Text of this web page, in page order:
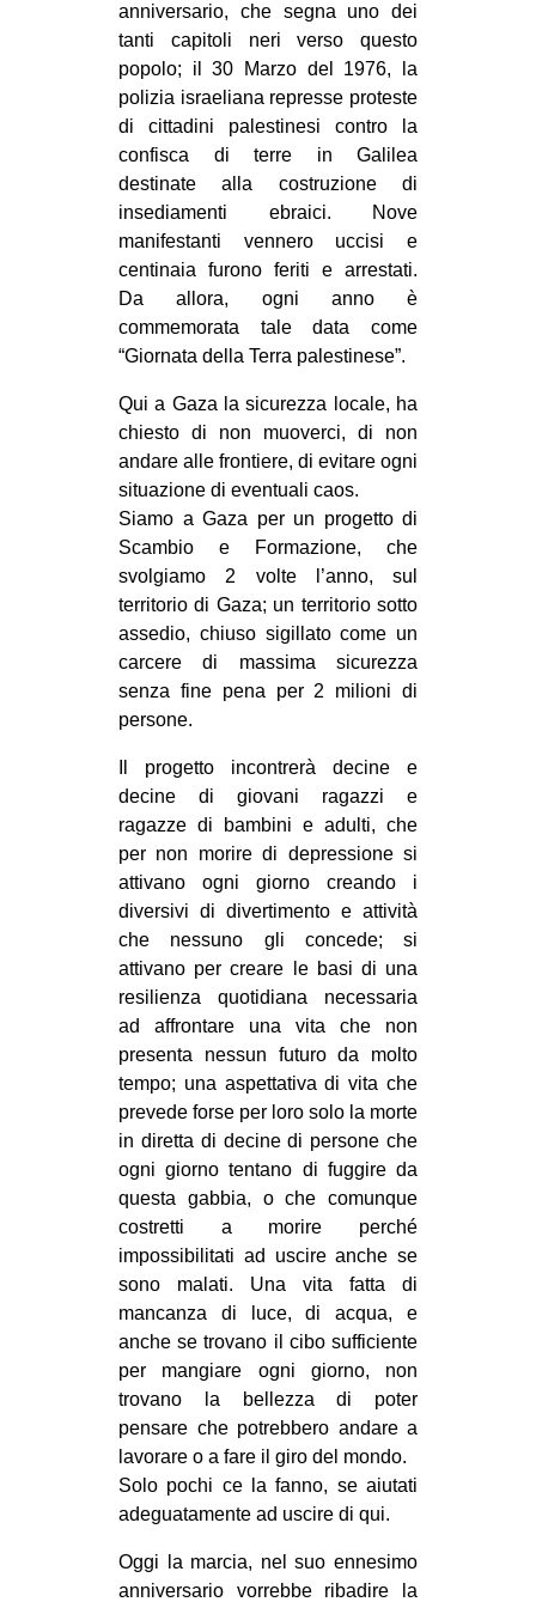
CULTURE
ARTE
CINEMA
MANIFESTI
MUSICA
INTERNAZIONALE
AFRICA
AMERICHE
ESTREMO ORIENTE
EUROPA
MEDIO ORIENTE
MONDO
EVENTI
in
Fb
ms
SEARCH
anniversario, che segna uno dei
tanti capitoli neri verso questo
popolo; il 30 Marzo del 1976, la
polizia israeliana represse proteste
di cittadini palestinesi contro la
confisca di terre in Galilea
destinate alla costruzione di
insediamenti ebraici. Nove
manifestanti vennero uccisi e
centinaia furono feriti e arrestati.
Da allora, ogni anno è
commemorata tale data come
“Giornata della Terra palestinese”.
Qui a Gaza la sicurezza locale, ha
chiesto di non muoverci, di non
andare alle frontiere, di evitare ogni
situazione di eventuali caos.
Siamo a Gaza per un progetto di
Scambio e Formazione, che
svolgiamo 2 volte l’anno, sul
territorio di Gaza; un territorio sotto
assedio, chiuso sigillato come un
carcere di massima sicurezza
senza fine pena per 2 milioni di
persone.
Il progetto incontrerà decine e
decine di giovani ragazzi e
ragazze di bambini e adulti, che
per non morire di depressione si
attivano ogni giorno creando i
diversivi di divertimento e attività
che nessuno gli concede; si
attivano per creare le basi di una
resilienza quotidiana necessaria
ad affrontare una vita che non
presenta nessun futuro da molto
tempo; una aspettativa di vita che
prevede forse per loro solo la morte
in diretta di decine di persone che
ogni giorno tentano di fuggire da
questa gabbia, o che comunque
costretti a morire perché
impossibilitati ad uscire anche se
sono malati. Una vita fatta di
mancanza di luce, di acqua, e
anche se trovano il cibo sufficiente
per mangiare ogni giorno, non
trovano la bellezza di poter
pensare che potrebbero andare a
lavorare o a fare il giro del mondo.
Solo pochi ce la fanno, se aiutati
adeguatamente ad uscire di qui.
Oggi la marcia, nel suo ennesimo
anniversario vorrebbe ribadire la